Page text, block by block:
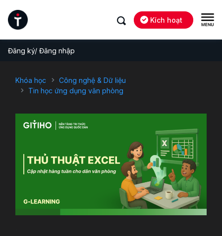
Kích hoạt
Đăng ký/ Đăng nhập
Khóa học
Công nghệ & Dữ liệu
Tin học ứng dụng văn phòng